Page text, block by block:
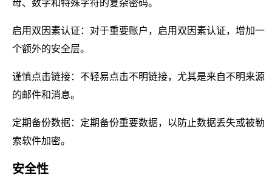
母、数字和特殊字符的复杂密码。
启用双因素认证：对于重要账户，启用双因素认证，增加一
个额外的安全层。
谨慎点击链接：不轻易点击不明链接，尤其是来自不明来源
的邮件和消息。
定期备份数据：定期备份重要数据，以防止数据丢失或被勒
索软件加密。
安全性